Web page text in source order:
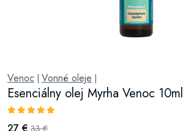
Venoc Vonné oleje
Esenciálny olej Myrha Venoc 10ml
33 €